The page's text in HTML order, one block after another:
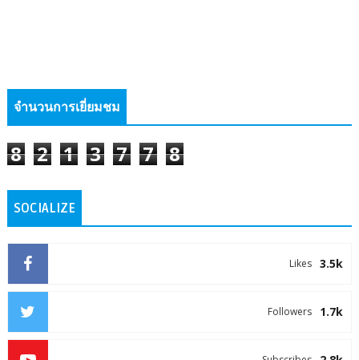
จำนวนการเยี่ยมชม
8 2 1 3 7 7 8
SOCIALIZE
3.5k
Likes
1.7k
Followers